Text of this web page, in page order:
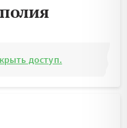
доступ.